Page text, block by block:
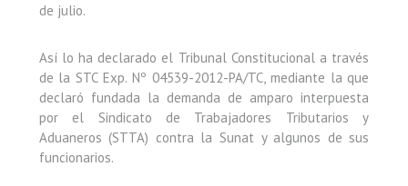
de julio.
Así lo ha declarado el Tribunal Constitucional a través
de la STC Exp. Nº 04539-2012-PA/TC, mediante la que
declaró fundada la demanda de amparo interpuesta
por el Sindicato de Trabajadores Tributarios y
Aduaneros (STTA) contra la Sunat y algunos de sus
funcionarios.